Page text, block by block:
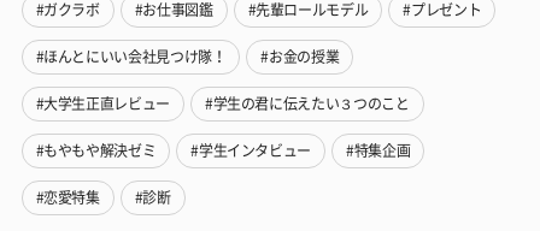
#ガクラボ #お仕事図鑑 #先輩ロールモデル #プレゼント
#ほんとにいい会社見つけ隊！ #お金の授業
#大学生正直レビュー #学生の君に伝えたい３つのこと
#もやもや解決ゼミ #学生インタビュー #特集企画
#恋愛特集 #診断